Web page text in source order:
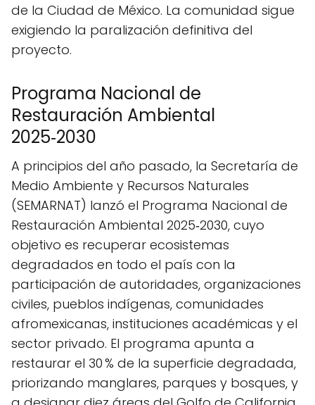
de la Ciudad de México. La comunidad sigue
exigiendo la paralización definitiva del
proyecto.
Programa Nacional de
Restauración Ambiental
2025‑2030
A principios del año pasado, la Secretaría de
Medio Ambiente y Recursos Naturales
(SEMARNAT) lanzó el Programa Nacional de
Restauración Ambiental 2025‑2030, cuyo
objetivo es recuperar ecosistemas
degradados en todo el país con la
participación de autoridades, organizaciones
civiles, pueblos indígenas, comunidades
afromexicanas, instituciones académicas y el
sector privado. El programa apunta a
restaurar el 30 % de la superficie degradada,
priorizando manglares, parques y bosques, y